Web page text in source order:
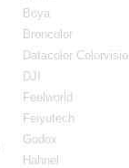
Boya
Broncolor
Datacolor
DJI
Feelworld
Feiyutech
Godox
Hahnel